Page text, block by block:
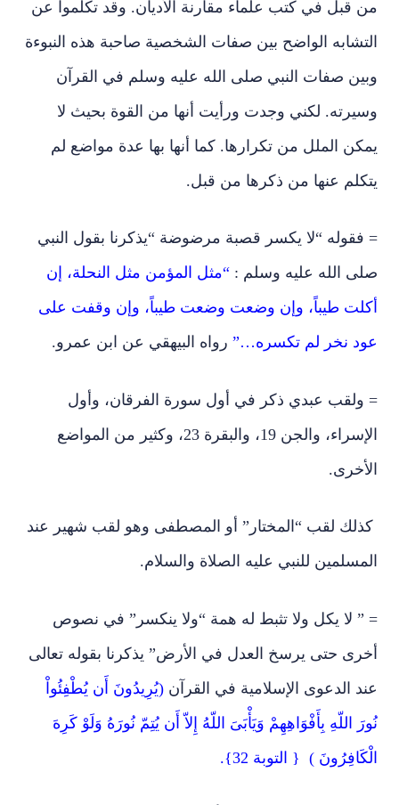
من قبل في كتب علماء مقارنة الأديان. وقد تكلموا عن
التشابه الواضح بين صفات الشخصية صاحبة هذه النبوءة
وبين صفات النبي صلى الله عليه وسلم في القرآن
وسيرته. لكني وجدت ورأيت أنها من القوة بحيث لا
يمكن الملل من تكرارها. كما أنها بها عدة مواضع لم
يتكلم عنها من ذكرها من قبل.
= فقوله “لا يكسر قصبة مرضوضة “يذكرنا بقول النبي
صلى الله عليه وسلم : “مثل المؤمن مثل النحلة، إن
أكلت طيباً، وإن وضعت وضعت طيباً، وإن وقفت على
عود نخر لم تكسره…” رواه البيهقي عن ابن عمرو.
= ولقب عبدي ذكر في أول سورة الفرقان، وأول
الإسراء، والجن 19، والبقرة 23، وكثير من المواضع
الأخرى.
كذلك لقب “المختار” أو المصطفى وهو لقب شهير عند
المسلمين للنبي عليه الصلاة والسلام.
= ” لا يكل ولا تثبط له همة “ولا ينكسر” في نصوص
أخرى حتى يرسخ العدل في الأرض” يذكرنا بقوله تعالى
عند الدعوى الإسلامية في القرآن (يُرِيدُونَ أَن يُطْفِئُواْ
نُورَ اللّهِ بِأَفْوَاهِهِمْ وَيَأْبَىَ اللّهُ إِلاّ أَن يُتِمّ نُورَهُ وَلَوْ كَرِهَ
الْكَافِرُونَ ) { التوبة 32}.